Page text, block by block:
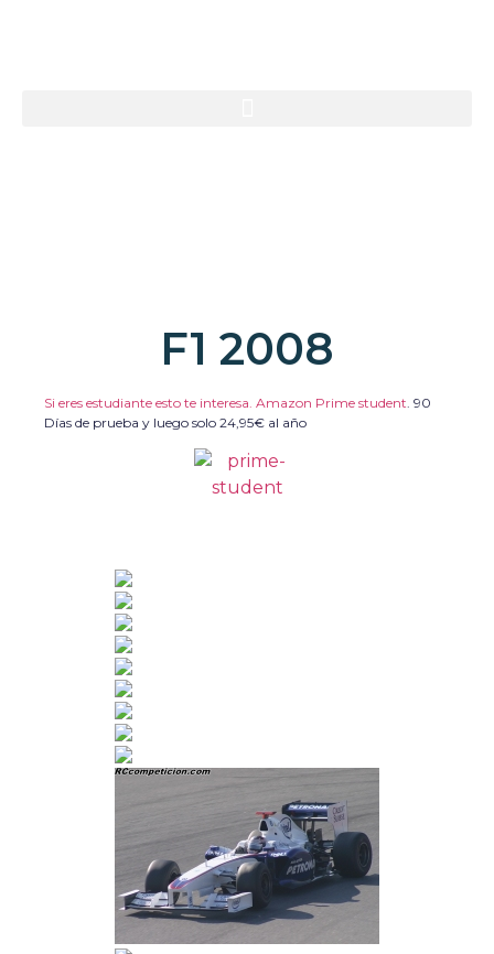
F1 2008
Si eres estudiante esto te interesa. Amazon Prime student. 90
Días de prueba y luego solo 24,95€ al año